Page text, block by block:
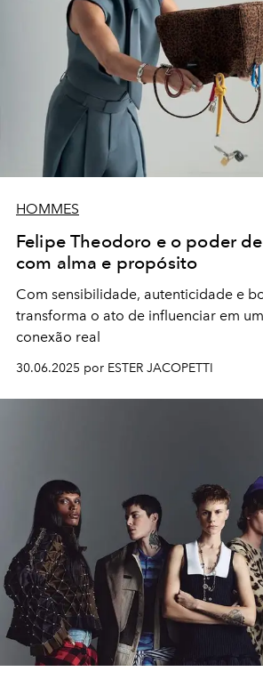
HOMMES
Felipe Theodoro e o poder
com alma e propósito
Com sensibilidade, autenticidade e
transforma o ato de influenciar em
conexão real
30.06.2025 por ESTER JACOPETTI